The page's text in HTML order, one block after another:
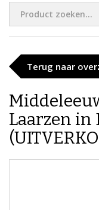
Terug naar
Laarzen in